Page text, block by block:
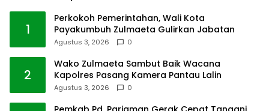
1
Perkokoh Pemerintahan, Wali Kota
Payakumbuh Zulmaeta Gulirkan Jabatan
Agustus 3, 2026 0
2
Wako Zulmaeta Sambut Baik Wacana
Kapolres Pasang Kamera Pantau Lalin
Agustus 3, 2026 0